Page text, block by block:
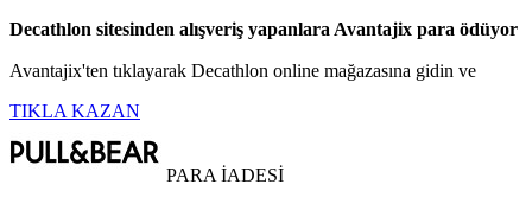
Decathlon sitesinden alışveriş yapanlara Avantajix para ödüyor
Avantajix'ten tıklayarak Decathlon online mağazasına gidin ve
TIKLA KAZAN
PARA İADESİ